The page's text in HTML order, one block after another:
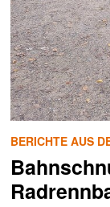
BERICHTE AUS